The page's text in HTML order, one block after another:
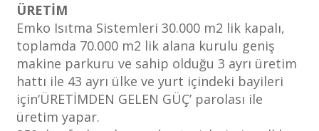
ÜRETİM
Emko Isıtma Sistemleri 30.000 m2 lik kapalı,
toplamda 70.000 m2 lik alana kurulu geniş
makine parkuru ve sahip olduğu 3 ayrı üretim
hattı ile 43 ayrı ülke ve yurt içindeki bayileri
için‘ÜRETİMDEN GELEN GÜÇ’ parolası ile
üretim yapar.